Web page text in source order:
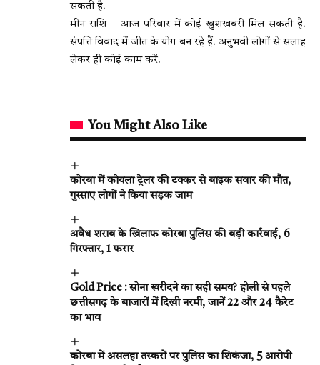
सकती है.
मीन राशि – आज परिवार में कोई खुशखबरी मिल सकती है.
संपत्ति विवाद में जीत के योग बन रहे हैं. अनुभवी लोगों से सलाह
लेकर ही कोई काम करें.
You Might Also Like
कोरबा में कोयला ट्रेलर की टक्कर से बाइक सवार की मौत,
गुस्साए लोगों ने किया सड़क जाम
अवैध शराब के खिलाफ कोरबा पुलिस की बड़ी कार्रवाई, 6
गिरफ्तार, 1 फरार
Gold Price : सोना खरीदने का सही समय? होली से पहले
छत्तीसगढ़ के बाजारों में दिखी नरमी, जानें 22 और 24 कैरेट
का भाव
कोरबा में असलहा तस्करों पर पुलिस का शिकंजा, 5 आरोपी